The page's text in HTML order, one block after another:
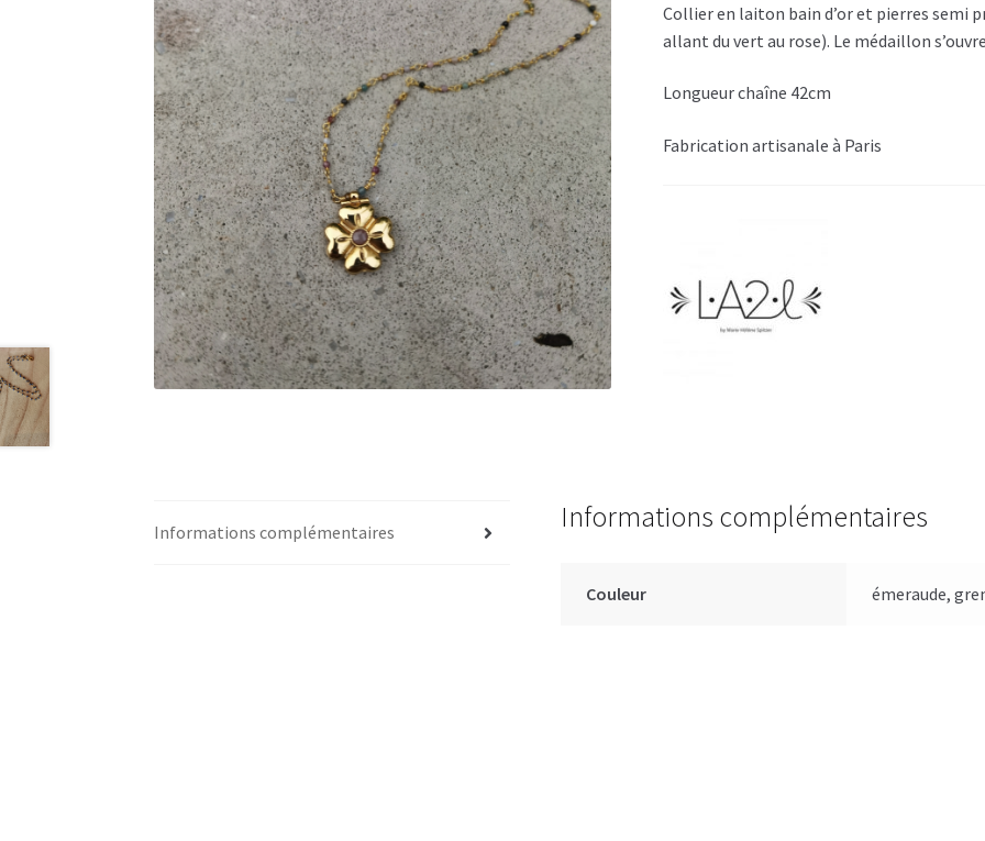
Collier en laiton bain d’or et pierres semi
allant du vert au rose). Le médaillon
Longueur chaîne 42cm
Fabrication artisanale à Paris
Informations complémentaires Informations complémentaires
Couleur émeraude,